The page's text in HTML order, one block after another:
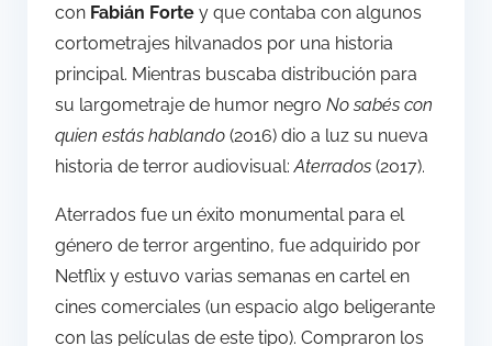
con Fabián Forte y que contaba con algunos
cortometrajes hilvanados por una historia
principal. Mientras buscaba distribución para
su largometraje de humor negro No sabés con
quien estás hablando (2016) dio a luz su nueva
historia de terror audiovisual:Aterrados (2017).
Aterrados fue un éxito monumental para el
género de terror argentino, fue adquirido por
Netflix y estuvo varias semanas en cartel en
cines comerciales (un espacio algo beligerante
con las películas de este tipo). Compraron los